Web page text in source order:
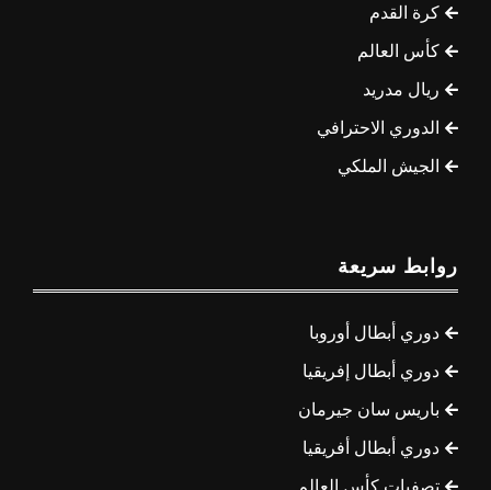
كرة القدم
كأس العالم
ريال مدريد
الدوري الاحترافي
الجيش الملكي
روابط سريعة
دوري أبطال أوروبا
دوري أبطال إفريقيا
باريس سان جيرمان
دوري أبطال أفريقيا
تصفيات كأس العالم